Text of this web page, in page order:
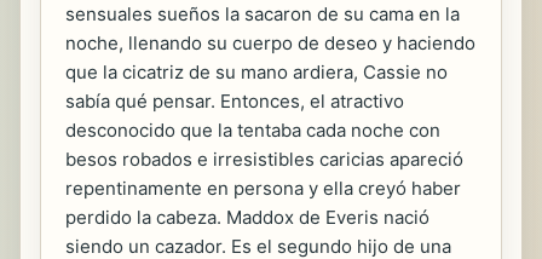
sensuales sueños la sacaron de su cama en la
noche, llenando su cuerpo de deseo y haciendo
que la cicatriz de su mano ardiera, Cassie no
sabía qué pensar. Entonces, el atractivo
desconocido que la tentaba cada noche con
besos robados e irresistibles caricias apareció
repentinamente en persona y ella creyó haber
perdido la cabeza. Maddox de Everis nació
siendo un cazador. Es el segundo hijo de una